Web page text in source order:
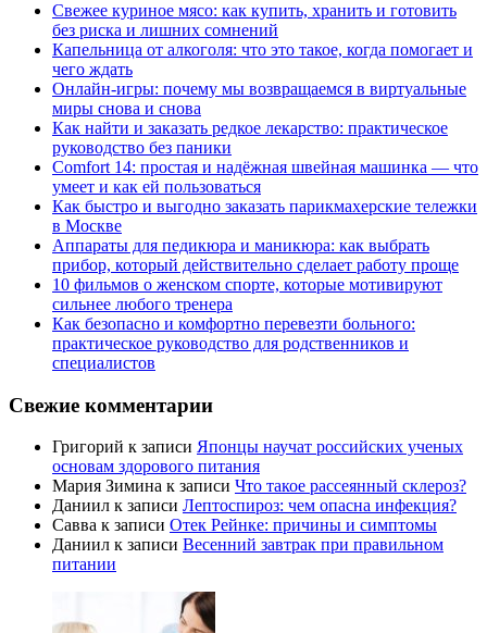
Свежее куриное мясо: как купить, хранить и готовить
без риска и лишних сомнений
Капельница от алкоголя: что это такое, когда помогает и
чего ждать
Онлайн-игры: почему мы возвращаемся в виртуальные
миры снова и снова
Как найти и заказать редкое лекарство: практическое
руководство без паники
Comfort 14: простая и надёжная швейная машинка — что
умеет и как ей пользоваться
Как быстро и выгодно заказать парикмахерские тележки
в Москве
Аппараты для педикюра и маникюра: как выбрать
прибор, который действительно сделает работу проще
10 фильмов о женском спорте, которые мотивируют
сильнее любого тренера
Как безопасно и комфортно перевезти больного:
практическое руководство для родственников и
специалистов
Свежие комментарии
Григорий к записи Японцы научат российских ученых
основам здорового питания
Мария Зимина к записи Что такое рассеянный склероз?
Даниил к записи Лептоспироз: чем опасна инфекция?
Савва к записи Отек Рейнке: причины и симптомы
Даниил к записи Весенний завтрак при правильном
питании